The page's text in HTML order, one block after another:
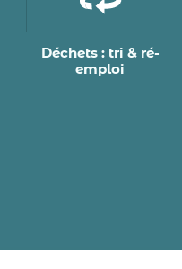
Déchets : tri & ré-
emploi